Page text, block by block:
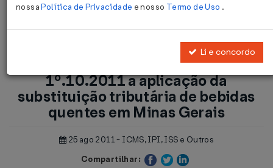
Voltar
ICMS-MG: Prorrogada para
1º.10.2011 a aplicação da
substituição tributária de bebidas
quentes em Minas Gerais
25 ago 2011 - ICMS, IPI, ISS e Outros
Compartilhar:
nossaPolítica de Privacidade e nosso Termo de Uso .
Li e concordo